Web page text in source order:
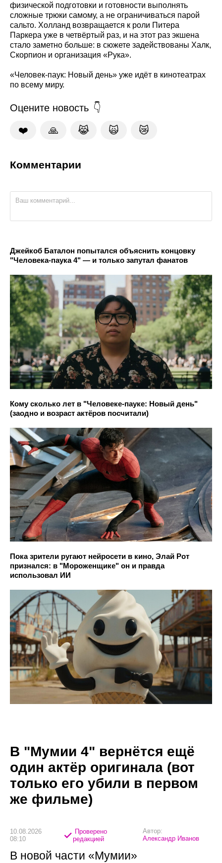
физической подготовки и готовности выполнять
сложные трюки самому, а не ограничиваться парой
сальто. Холланд возвращается к роли Питера
Паркера уже в четвёртый раз, и на этот раз экшена
стало заметно больше: в сюжете задействованы Халк,
Скорпион и организация «Рука».
«Человек-паук: Новый день» уже идёт в кинотеатрах
по всему миру.
Оцените новость
❤️ 🙏 😹 🙀 😿
Комментарии
Джейкоб Баталон попытался объяснить концовку
"Человека-паука 4" — и только запутал фанатов
Кому сколько лет в "Человеке-пауке: Новый день"
(заодно и возраст актёров посчитали)
Пока зрители ругают нейросети в кино, Элай Рот
признался: в "Мороженщике" он и правда
использовал ИИ
В "Мумии 4" вернётся ещё
один актёр оригинала (вот
только его убили в первом
же фильме)
10.08.2026
08:10
Проверено
редакцией
Автор:
Александр Иванов
В новой части «Мумии»